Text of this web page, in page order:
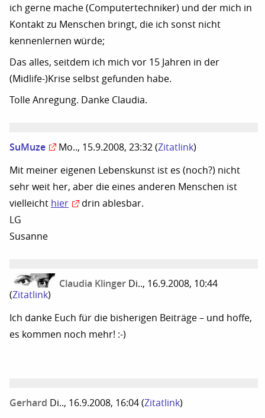
ich gerne mache (Computertechniker) und der mich in
Kontakt zu Menschen bringt, die ich sonst nicht
kennenlernen würde;
Das alles, seitdem ich mich vor 15 Jahren in der
(Midlife-)Krise selbst gefunden habe.
Tolle Anregung. Danke Claudia.
SuMuze Mo.., 15.9.2008, 23:32 (Zitatlink)
Mit meiner eigenen Lebenskunst ist es (noch?) nicht
sehr weit her, aber die eines anderen Menschen ist
vielleicht hier
drin ablesbar.
LG
Susanne
Claudia Klinger Di.., 16.9.2008, 10:44
(Zitatlink)
Ich danke Euch für die bisherigen Beiträge – und hoffe,
es kommen noch mehr! :-)
Gerhard Di.., 16.9.2008, 16:04 (Zitatlink)